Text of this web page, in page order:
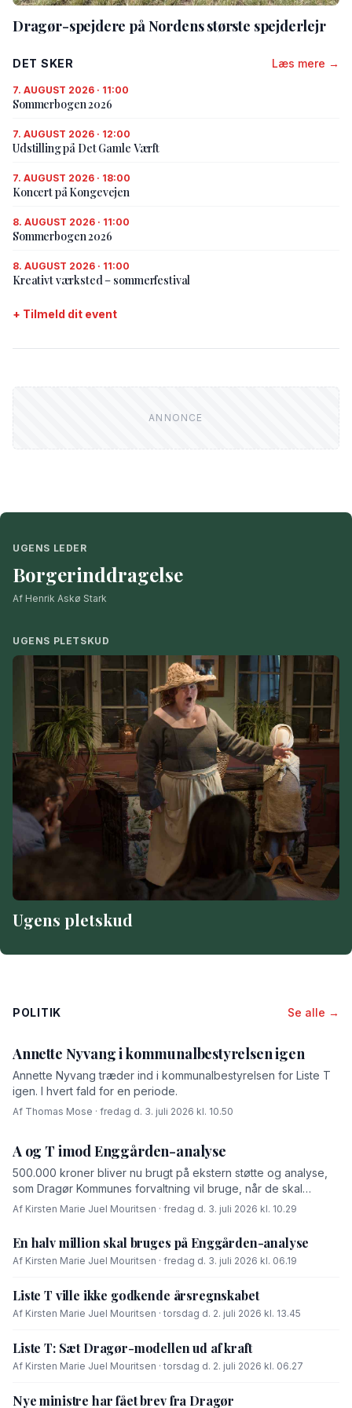
Dragør-spejdere på Nordens største spejderlejr
DET SKER Læs mere →
7. AUGUST 2026 · 11:00
Sommerbogen 2026
7. AUGUST 2026 · 12:00
Udstilling på Det Gamle Værft
7. AUGUST 2026 · 18:00
Koncert på Kongevejen
8. AUGUST 2026 · 11:00
Sommerbogen 2026
8. AUGUST 2026 · 11:00
Kreativt værksted – sommerfestival
+ Tilmeld dit event
UGENS LEDER
Borgerinddragelse
Af Henrik Askø Stark
UGENS PLETSKUD
Ugens pletskud
POLITIK Se alle →
Annette Nyvang i kommunalbestyrelsen igen
Annette Nyvang træder ind i kommunalbestyrelsen for Liste T
igen. I hvert fald for en periode.
Af Thomas Mose · fredag d. 3. juli 2026 kl. 10.50
A og T imod Enggården-analyse
500.000 kroner bliver nu brugt på ekstern støtte og analyse,
som Dragør Kommunes forvaltning vil bruge, når de skal
forhandle med OK-fonden om en driftsoverenskomst for
Af Kirsten Marie Juel Mouritsen · fredag d. 3. juli 2026 kl. 10.29
En halv million skal bruges på Enggården-analyse
Af Kirsten Marie Juel Mouritsen · fredag d. 3. juli 2026 kl. 06.19
Liste T ville ikke godkende årsregnskabet
Af Kirsten Marie Juel Mouritsen · torsdag d. 2. juli 2026 kl. 13.45
Liste T: Sæt Dragør-modellen ud af kraft
Af Kirsten Marie Juel Mouritsen · torsdag d. 2. juli 2026 kl. 06.27
Nye ministre har fået brev fra Dragør